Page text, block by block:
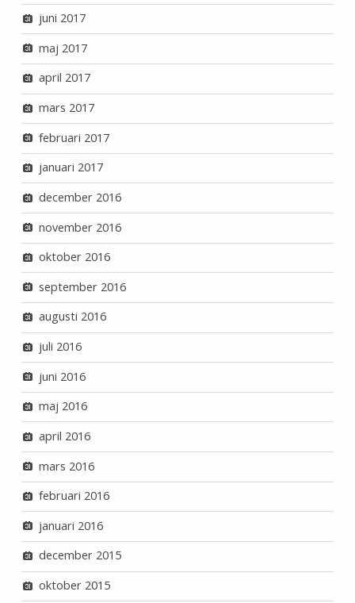
juni 2017
maj 2017
april 2017
mars 2017
februari 2017
januari 2017
december 2016
november 2016
oktober 2016
september 2016
augusti 2016
juli 2016
juni 2016
maj 2016
april 2016
mars 2016
februari 2016
januari 2016
december 2015
oktober 2015